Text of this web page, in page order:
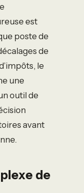
est
poste de
de
le
une
outil de
avant
de